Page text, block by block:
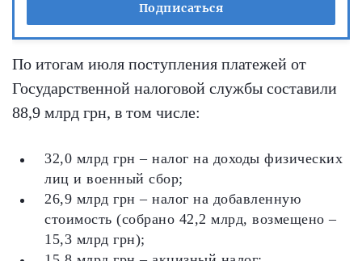
Подписаться
По итогам июля поступления платежей от
Государственной налоговой службы составили
88,9 млрд грн, в том числе:
32,0 млрд грн – налог на доходы физических
лиц и военный сбор;
26,9 млрд грн – налог на добавленную
стоимость (собрано 42,2 млрд, возмещено –
15,3 млрд грн);